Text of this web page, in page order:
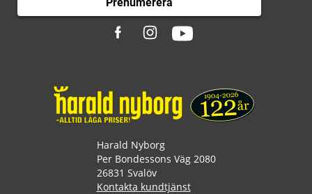
Harald Nyborg
Per Bondessons Väg 2080
26831 Svalöv
Kontakta kundtjänst